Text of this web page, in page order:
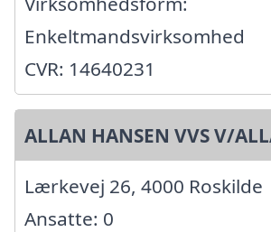
Enkeltmandsvirksomhed
CVR: 14640231
ALLAN HANSEN VVS V/
Lærkevej 26, 4000 Roskilde
Ansatte: 0